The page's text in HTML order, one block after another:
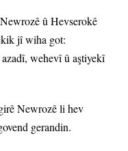
û Hevserokê
jî wiha got:
wehevî û aştiyekî
Newrozê li hev
gerandin.